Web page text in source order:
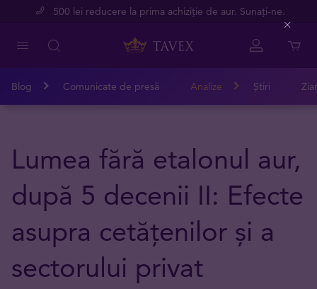
500 lei reducere la prima achiziție de aur. Sunați-ne.
Blog Comunicate de presă Analize Știri
Lumea fără etalonul aur,
după 5 decenii II: Efecte
asupra cetățenilor și a
sectorului privat
Close